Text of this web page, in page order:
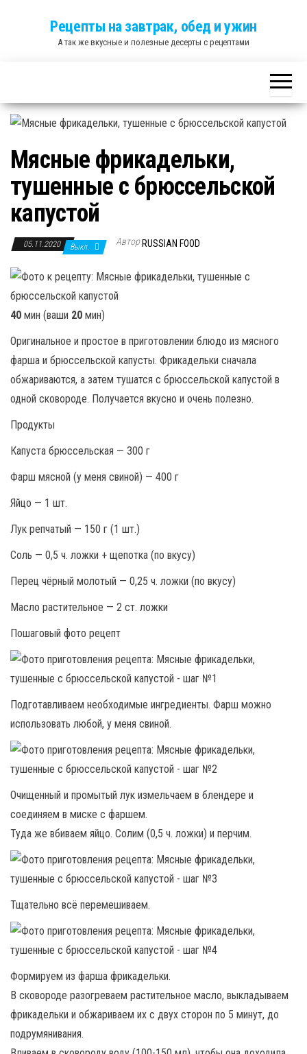
Рецепты на завтрак, обед и ужин
А так же вкусные и полезные десерты с рецептами
Мясные фрикадельки,
тушенные с брюссельской
капустой
05.11.2020 Выкл. Автор RUSSIAN FOOD
40 мин (ваши 20 мин)
Оригинальное и простое в приготовлении блюдо из мясного
фарша и брюссельской капусты. Фрикадельки сначала
обжариваются, а затем тушатся с брюссельской капустой в
одной сковороде. Получается вкусно и очень полезно.
Продукты
Капуста брюссельская — 300 г
Фарш мясной (у меня свиной) — 400 г
Яйцо — 1 шт.
Лук репчатый — 150 г (1 шт.)
Соль — 0,5 ч. ложки + щепотка (по вкусу)
Перец чёрный молотый — 0,25 ч. ложки (по вкусу)
Масло растительное — 2 ст. ложки
Пошаговый фото рецепт
Подготавливаем необходимые ингредиенты. Фарш можно
использовать любой, у меня свиной.
Очищенный и промытый лук измельчаем в блендере и
соединяем в миске с фаршем.
Туда же вбиваем яйцо. Солим (0,5 ч. ложки) и перчим.
Тщательно всё перемешиваем.
Формируем из фарша фрикадельки.
В сковороде разогреваем растительное масло, выкладываем
фрикадельки и обжариваем их с двух сторон по 5 минут, до
подрумянивания.